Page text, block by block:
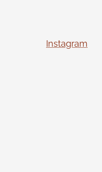
Instagram